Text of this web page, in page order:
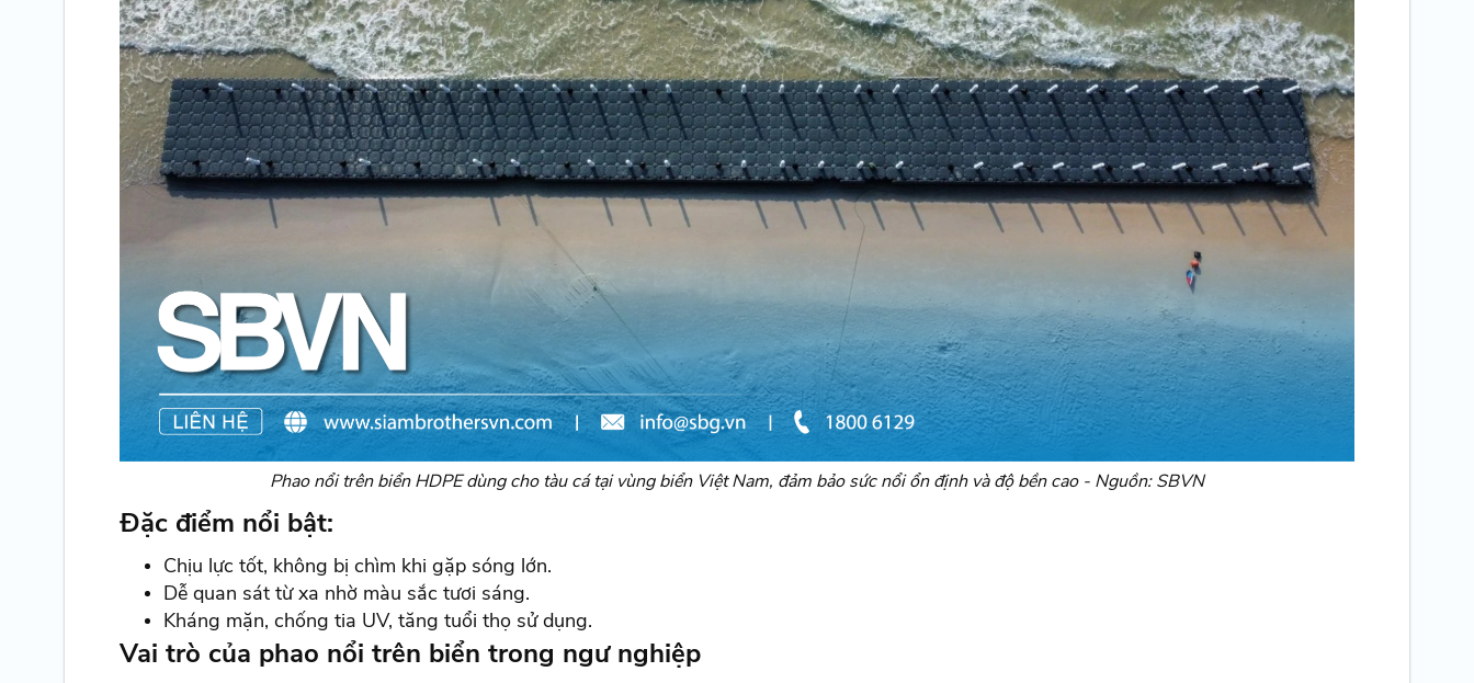
Phao nổi trên biển HDPE dùng cho tàu cá tại vùng biển Việt Nam, đảm bảo sức nổi ổn định và độ bền cao - Nguồn: SBVN
Đặc điểm nổi bật:
Chịu lực tốt, không bị chìm khi gặp sóng lớn.
Dễ quan sát từ xa nhờ màu sắc tươi sáng.
Kháng mặn, chống tia UV, tăng tuổi thọ sử dụng.
Vai trò của phao nổi trên biển trong ngư nghiệp